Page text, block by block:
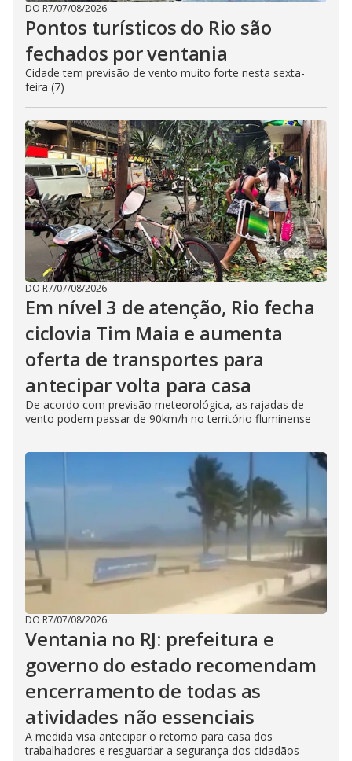
DO R7/07/08/2026
Pontos turísticos do Rio são
fechados por ventania
Cidade tem previsão de vento muito forte nesta sexta-
feira (7)
DO R7/07/08/2026
Em nível 3 de atenção, Rio fecha
ciclovia Tim Maia e aumenta
oferta de transportes para
antecipar volta para casa
De acordo com previsão meteorológica, as rajadas de
vento podem passar de 90km/h no território fluminense
DO R7/07/08/2026
Ventania no RJ: prefeitura e
governo do estado recomendam
encerramento de todas as
atividades não essenciais
A medida visa antecipar o retorno para casa dos
trabalhadores e resguardar a segurança dos cidadãos